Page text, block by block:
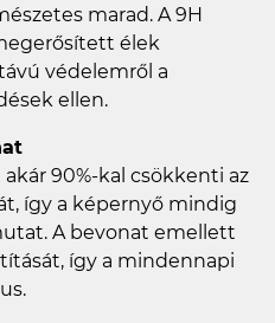
marad. A 9H
élek
védelemről a
ellen.
90%-kal csökkenti az
így a képernyő mindig
A bevonat emellett
így a mindennapi